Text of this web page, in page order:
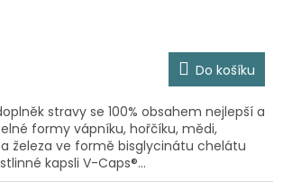
Do košíku
stravy se 100% obsahem nejlepší a
formy vápníku, hořčíku, mědi,
železa ve formě bisglycinátu chelátu
kapsli V-Caps®...